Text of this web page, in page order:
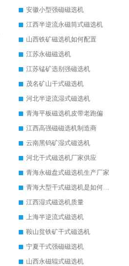
安徽小型强磁磁选机
江西半逆流永磁筒式磁选机
山西铁矿磁选机如何配置
江苏永磁磁选机
江苏锰矿选别强磁选机
茂名矿山干式磁选机
河北半逆流湿式磁选机
青海平板磁选机皮带老跑偏
江西高强磁磁选机制造商
云南黑钨矿湿式磁选机
河北干式磁选机厂家供应
青海永磁盘式磁选机生产厂家
青海大型干式磁选机是如何选矿的
江西湿式磁选机质量
上海半逆流式磁选机
鞍山贫铁矿干式磁选机
宁夏干式强磁磁选机
山西永磁辊式磁选机